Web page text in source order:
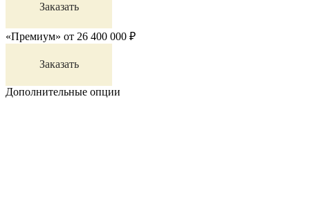
Заказать
«Премиум» от 26 400 000 ₽
Заказать
Дополнительные опции